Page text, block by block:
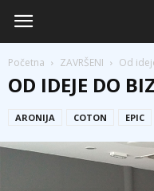
Početna ZAVRŠENI Od
OD IDEJE DO
ARONIJA COTON EPIC